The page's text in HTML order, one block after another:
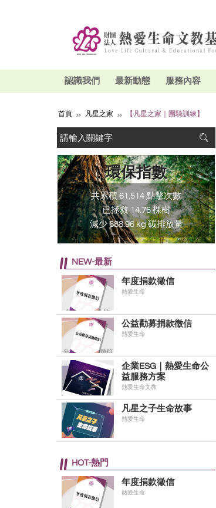
認識我們 最新動態 服務內容
首頁 凡星之家 【凡星之家｜團騎訓練】
環保指數
共累積 61,514 點擊次數
已拯救 14.76 棵樹
減少 688.96 kg 碳排放量
NEW-最新
年度捐款徵信
熱愛生命
公益勸募捐款徵信
熱愛生命
企業ESG｜熱愛生命公
益服務方案
熱愛生命文教
凡星之子生命故事
熱愛生命
HOT-熱門
年度捐款徵信
熱愛生命